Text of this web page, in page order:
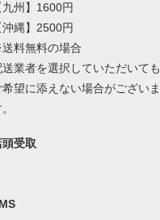
九州】1600円
沖縄】2500円
料無料の場合
送業者を選択していただいても
希望に添えない場合がございま
頭受取